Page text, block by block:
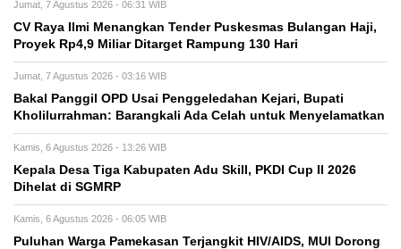
Jumat, 7 Agustus 2026 - 06:31 WIB
CV Raya Ilmi Menangkan Tender Puskesmas Bulangan Haji,
Proyek Rp4,9 Miliar Ditarget Rampung 130 Hari
Jumat, 7 Agustus 2026 - 03:16 WIB
Bakal Panggil OPD Usai Penggeledahan Kejari, Bupati
Kholilurrahman: Barangkali Ada Celah untuk Menyelamatkan
Kamis, 6 Agustus 2026 - 13:26 WIB
Kepala Desa Tiga Kabupaten Adu Skill, PKDI Cup II 2026
Dihelat di SGMRP
Kamis, 6 Agustus 2026 - 06:05 WIB
Puluhan Warga Pamekasan Terjangkit HIV/AIDS, MUI Dorong